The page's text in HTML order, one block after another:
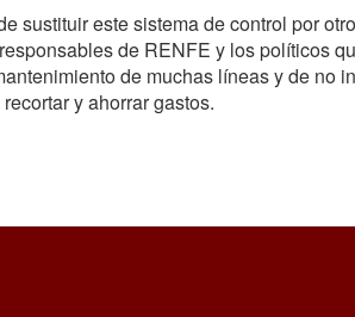
sustituir este sistema de control por
de RENFE y los políticos
de muchas líneas y de no
y ahorrar gastos.